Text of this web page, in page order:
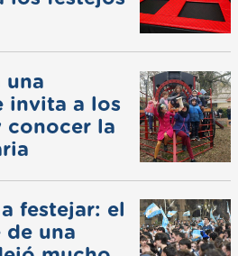
una
invita a los
conocer la
festejar: el
una